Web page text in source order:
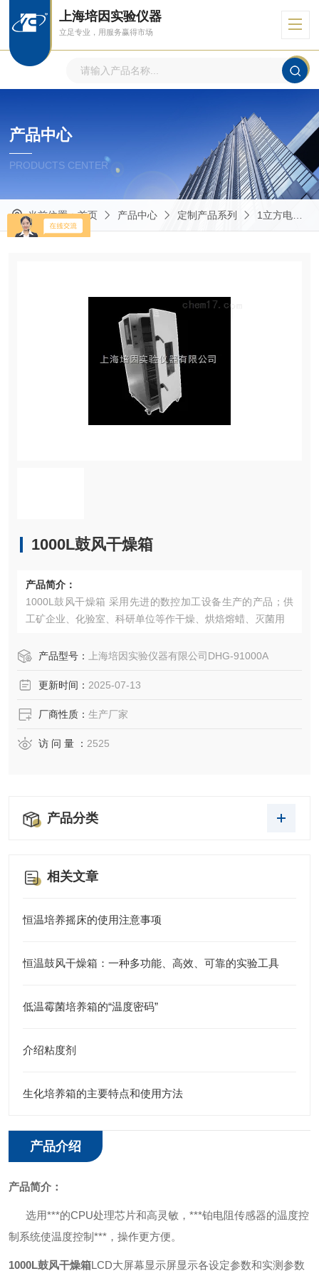
上海培因实验仪器
立足专业，用服务赢得市场
产品中心
PRODUCTS CENTER
当前位置：首页 产品中心 定制产品系列 1立方电热恒温鼓风干燥箱
1000L鼓风干燥箱
产品简介：
1000L鼓风干燥箱 采用先进的数控加工设备生产的产品；供
工矿企业、化验室、科研单位等作干燥、烘焙熔蜡、灭菌用
产品型号： 上海培因实验仪器有限公司DHG-91000A
更新时间： 2025-07-13
厂商性质： 生产厂家
访 问 量 ： 2525
产品分类
相关文章
恒温培养摇床的使用注意事项
恒温鼓风干燥箱：一种多功能、高效、可靠的实验工具
低温霉菌培养箱的“温度密码”
介绍粘度剂
生化培养箱的主要特点和使用方法
产品介绍
产品简介：
选用***的CPU处理芯片和高灵敏，***铂电阻传感器的温度控
制系统使温度控制***，操作更方便。
1000L鼓风干燥箱L CD大屏幕显示屏显示各设定参数和实测参数